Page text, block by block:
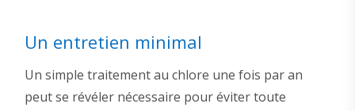
Un entretien minimal
Un simple traitement au chlore une fois par an
peut se révéler nécessaire pour éviter toute